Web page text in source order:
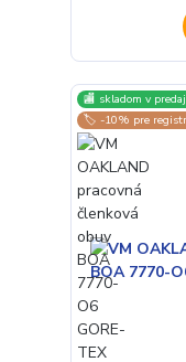
🏬 skladom v
🏷️ -10% pre